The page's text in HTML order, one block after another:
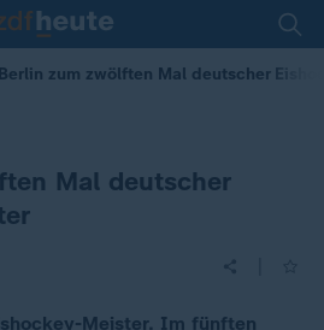
zum zwölften Mal deutscher
Mal deutscher
Meister. Im fünften